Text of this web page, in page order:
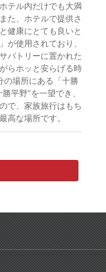
テル内だけでも大満
た、ホテルで提供さ
健康にとても良いと
が使用されており、
バトリーに置かれた
らホッと安らげる時
の場所にある「十勝
平野”を一望でき、
で、家族旅行はもち
高な場所です。